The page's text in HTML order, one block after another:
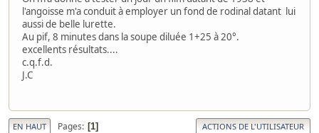
l'angoisse m'a conduit à employer un fond de rodinal datant lui
aussi de belle lurette.
Au pif, 8 minutes dans la soupe diluée 1+25 à 20°.
excellents résultats....
c.q.f.d.
J.C
EN HAUT Pages 1 ACTIONS DE L'UTILISATEUR